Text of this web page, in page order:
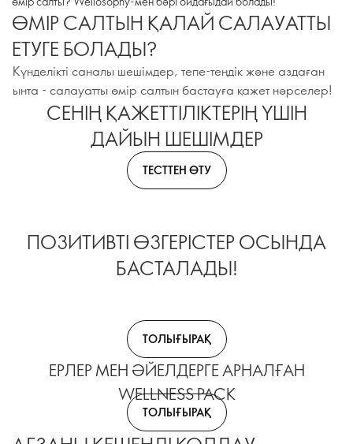
ӨМІР САЛТЫН ҚАЛАЙ САЛАУАТТЫ
ЕТУГЕ БОЛАДЫ?
Күнделікті саналы шешімдер, тепе-теңдік және аздаған
ынта - салауатты өмір салтын бастауға қажет нәрселер!
СЕНІҢ ҚАЖЕТТІЛІКТЕРІҢ ҮШІН
ДАЙЫН ШЕШІМДЕР
ТЕСТТЕН ӨТУ
ПОЗИТИВТІ ӨЗГЕРІСТЕР ОСЫНДА
БАСТАЛАДЫ!
ТОЛЫҒЫРАҚ
ЕРЛЕР МЕН ӘЙЕЛДЕРГЕ АРНАЛҒАН
WELLNESS PACK
ТОЛЫҒЫРАҚ